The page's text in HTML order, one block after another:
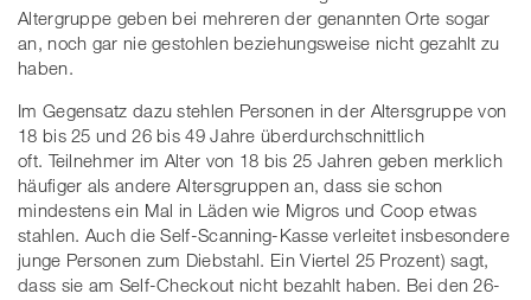
Altergruppe geben bei mehreren der genannten Orte sogar
an, noch gar nie gestohlen beziehungsweise nicht gezahlt zu
haben.
Im Gegensatz dazu stehlen Personen in der Altersgruppe von
18 bis 25 und 26 bis 49 Jahre überdurchschnittlich
oft. Teilnehmer im Alter von 18 bis 25 Jahren geben merklich
häufiger als andere Altersgruppen an, dass sie schon
mindestens ein Mal in Läden wie Migros und Coop etwas
stahlen. Auch die Self-Scanning-Kasse verleitet insbesondere
junge Personen zum Diebstahl. Ein Viertel 25 Prozent) sagt,
dass sie am Self-Checkout nicht bezahlt haben. Bei den 26-